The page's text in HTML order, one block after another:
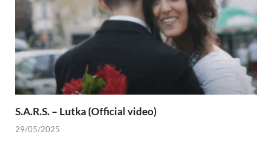
S.A.R.S. – Lutka (Official video)
29/05/2025